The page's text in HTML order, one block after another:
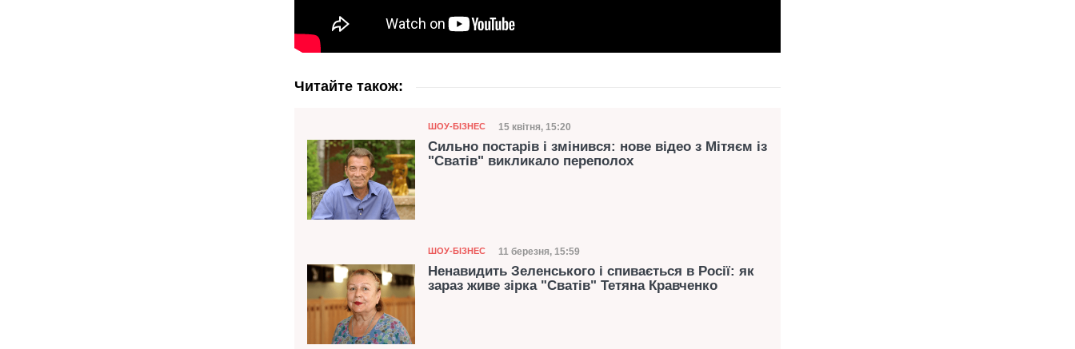
Читайте також:
Категорія
ШОУ-БІЗНЕС Дата публікації
15 квітня, 15:20
Сильно постарів і змінився: нове відео з Мітяєм із
"Сватів" викликало переполох
Категорія
ШОУ-БІЗНЕС Дата публікації
11 березня, 15:59
Ненавидить Зеленського і спивається в Росії: як
зараз живе зірка "Сватів" Тетяна Кравченко